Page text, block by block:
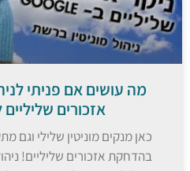
מה עושים אם פניתי
אזכורים
כאן מנקים מוניטין שלילי וגם
בהדחקת אזכורים שליליים!